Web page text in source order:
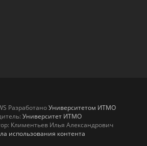
РазработаноУниверситетом ИТМО
Университет ИТМО
Климентьев Илья Александрович
использования контента